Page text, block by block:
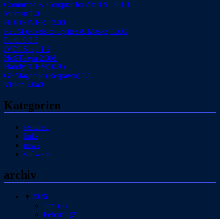
Command & Conquer for Atari ST 0.1.1
Motosu 1.0
HDDRIVER 13.00
P2SM (Pixels to Sprites & Masks) 1.6C
Forth 0.8.3
fVDI Snap 1.2
NoSTalgia 2.0b8
Handy (GEM) 0.95
GEMagnetic (Respawn) 1.1
Vision 5.0a0
Kategorien
featured
links
news
software
archiv
▼ 2026
Juni (2)
Februar(2)